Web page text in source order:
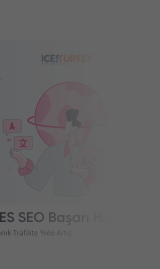
SEO Başarı Hikayesi
Trafikte %66 Artış!